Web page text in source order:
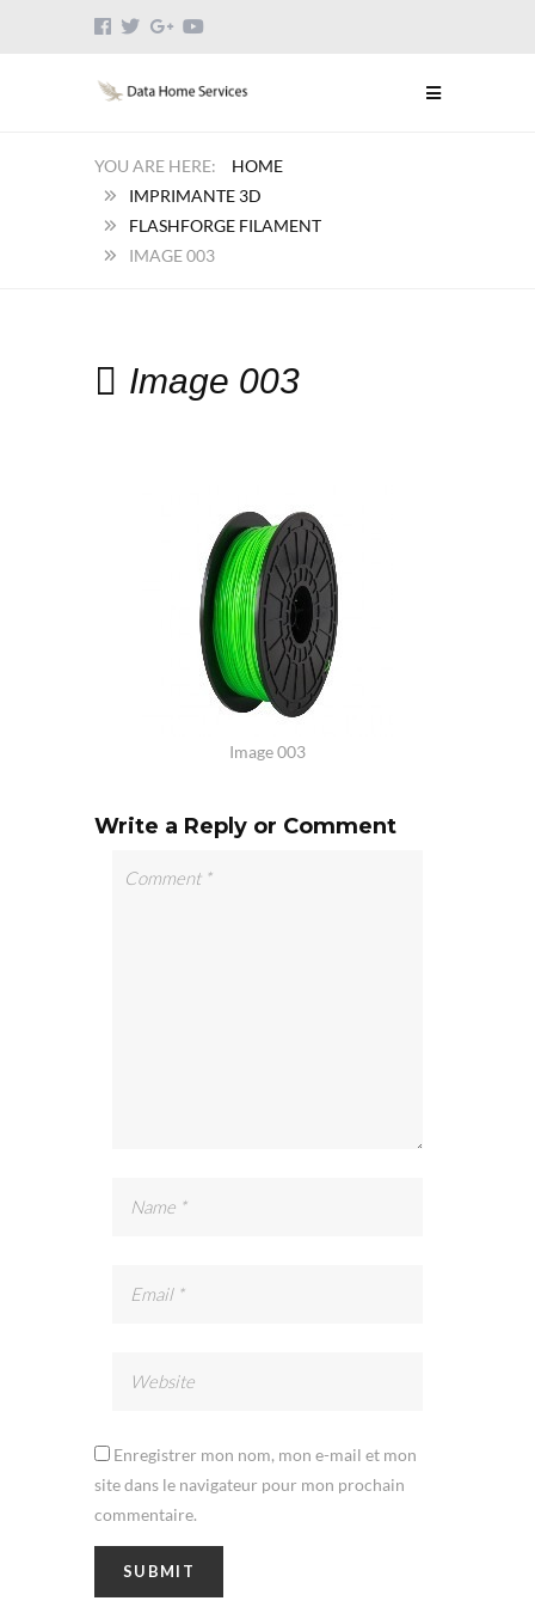
HOME
IMPRIMANTE 3D
FLASHFORGE FILAMENT
IMAGE 003
Image 003
Image 003
Write a Reply or Comment
Enregistrer mon nom, mon e-mail et mon
site dans le navigateur pour mon prochain
commentaire.